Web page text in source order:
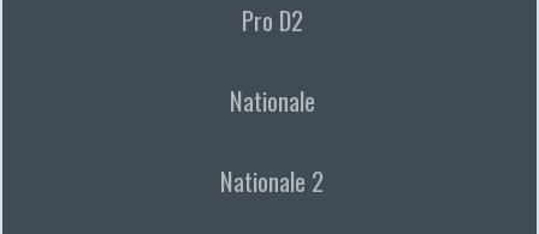
Pro D2
Nationale
Nationale 2